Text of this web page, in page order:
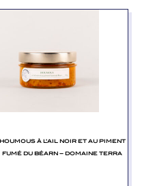
HOUMOUS À L’AIL NOIR ET AU PIMENT
FUMÉ DU BÉARN – DOMAINE TERRA